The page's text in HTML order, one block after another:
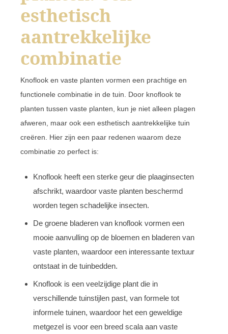
esthetisch
aantrekkelijke
combinatie
Knoflook en vaste planten vormen een prachtige en
functionele combinatie in de tuin. Door knoflook te
planten tussen vaste planten, kun je niet alleen plagen
afweren, maar ook een esthetisch aantrekkelijke tuin
creëren. Hier zijn een paar redenen waarom deze
combinatie zo perfect is:
Knoflook heeft een sterke geur die plaaginsecten
afschrikt, waardoor vaste planten beschermd
worden tegen schadelijke insecten.
De groene bladeren van knoflook vormen een
mooie aanvulling op de bloemen en bladeren van
vaste planten, waardoor een interessante textuur
ontstaat in de tuinbedden.
Knoflook is een veelzijdige plant die in
verschillende tuinstijlen past, van formele tot
informele tuinen, waardoor het een geweldige
metgezel is voor een breed scala aan vaste